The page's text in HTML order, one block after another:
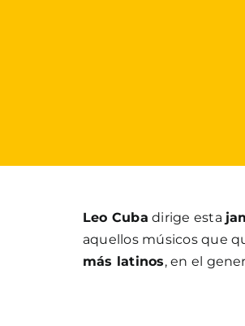
Leo Cuba dirige esta
aquellos músicos que
más latinos, en el